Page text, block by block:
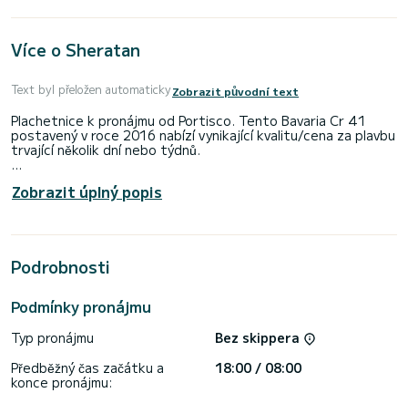
Více o Sheratan
Text byl přeložen automatickyZobrazit původní text
Plachetnice k pronájmu od Portisco. Tento Bavaria Cr 41
postavený v roce 2016 nabízí vynikající kvalitu/cena za plavbu
trvající několik dní nebo týdnů.
plachetnici. Budete moci ubytovat až 7 osob a využít jeho 3
kajuty s veškerým komfortem.
Pro vaše pohodlí má Sheratan 2 se sprchou
Tato loď je vybavena Svinutí hlavní plachtya svinutí genova.
< br> Pro jakoukoli žádost o informace nebo rezervaci
Zobrazit úplný popis
Podrobnosti
Podmínky pronájmu
Typ pronájmu
Bez skippera
Předběžný čas začátku a
konce pronájmu:
18:00 / 08:00